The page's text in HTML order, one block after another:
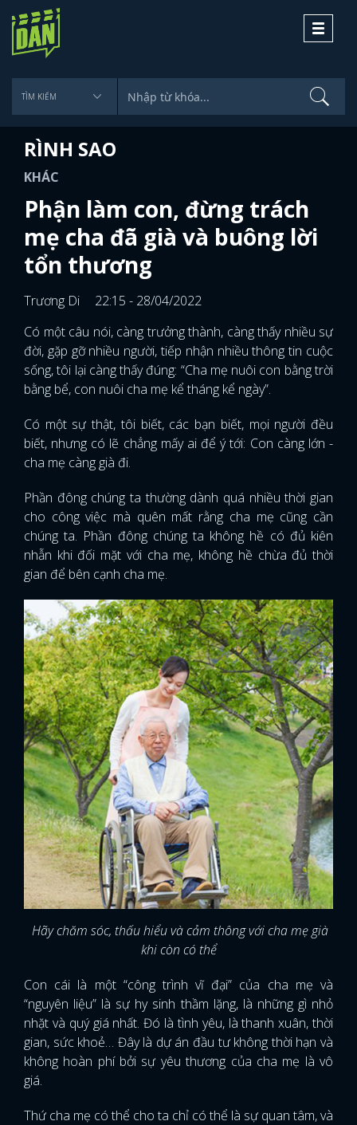
Toggle
RÌNH SAO
KHÁC
Phận làm con, đừng trách
mẹ cha đã già và buông lời
tổn thương
Trương Di
22:15 - 28/04/2022
Có một câu nói, càng trưởng thành, càng thấy nhiều sự
đời, gặp gỡ nhiều người, tiếp nhận nhiều thông tin cuộc
sống, tôi lại càng thấy đúng: “Cha mẹ nuôi con bằng trời
bằng bể, con nuôi cha mẹ kể tháng kể ngày”.
Có một sự thật, tôi biết, các bạn biết, mọi người đều
biết, nhưng có lẽ chẳng mấy ai để ý tới: Con càng lớn -
cha mẹ càng già đi.
Phần đông chúng ta thường dành quá nhiều thời gian
cho công việc mà quên mất rằng cha mẹ cũng cần
chúng ta. Phần đông chúng ta không hề có đủ kiên
nhẫn khi đối mặt với cha mẹ, không hề chừa đủ thời
gian để bên cạnh cha mẹ.
Hãy chăm sóc, thấu hiểu và cảm thông với cha mẹ già
khi còn có thể
Con cái là một “công trình vĩ đại” của cha mẹ và
“nguyên liệu” là sự hy sinh thầm lặng, là những gì nhỏ
nhặt và quý giá nhất. Đó là tình yêu, là thanh xuân, thời
gian, sức khoẻ… Đây là dự án đầu tư không thời hạn và
không hoàn phí bởi sự yêu thương của cha mẹ là vô
giá.
Thứ cha mẹ có thể cho ta chỉ có thể là sự quan tâm, và